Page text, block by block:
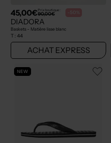
45,00€Prix boutique :
90,00€ -50%
DIADORA
Baskets - Matière lisse blanc
T : 44
ACHAT EXPRESS
NEW